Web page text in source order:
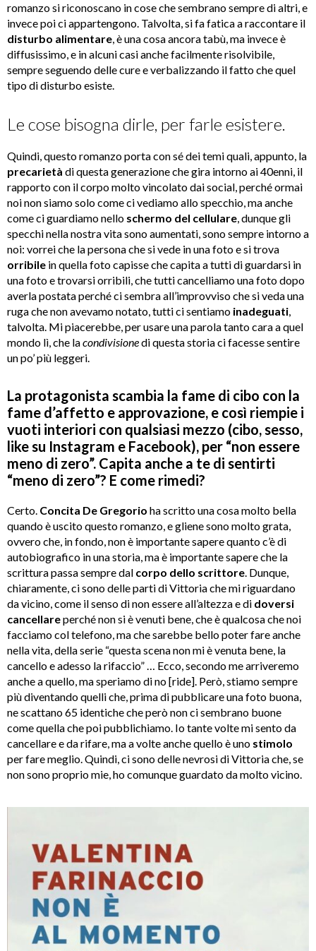
romanzo si riconoscano in cose che sembrano sempre di altri, e
invece poi ci appartengono. Talvolta, si fa fatica a raccontare il
disturbo alimentare, è una cosa ancora tabù, ma invece è
diffusissimo, e in alcuni casi anche facilmente risolvibile,
sempre seguendo delle cure e verbalizzando il fatto che quel
tipo di disturbo esiste.
Le cose bisogna dirle, per farle esistere.
Quindi, questo romanzo porta con sé dei temi quali, appunto, la
precarietà di questa generazione che gira intorno ai 40enni, il
rapporto con il corpo molto vincolato dai social, perché ormai
noi non siamo solo come ci vediamo allo specchio, ma anche
come ci guardiamo nello schermo del cellulare, dunque gli
specchi nella nostra vita sono aumentati, sono sempre intorno a
noi: vorrei che la persona che si vede in una foto e si trova
orribile in quella foto capisse che capita a tutti di guardarsi in
una foto e trovarsi orribili, che tutti cancelliamo una foto dopo
averla postata perché ci sembra all’improvviso che si veda una
ruga che non avevamo notato, tutti ci sentiamo inadeguati,
talvolta. Mi piacerebbe, per usare una parola tanto cara a quel
mondo lì, che lacondivisionedi questa storia ci facesse sentire
un po’ più leggeri.
La protagonista scambia la fame di cibo con la
fame d’affetto e approvazione, e così riempie i
vuoti interiori con qualsiasi mezzo (cibo, sesso,
like su Instagram e Facebook), per “non essere
meno di zero”. Capita anche a te di sentirti
“meno di zero”? E come rimedi?
Certo. Concita De Gregorio ha scritto una cosa molto bella
quando è uscito questo romanzo, e gliene sono molto grata,
ovvero che, in fondo, non è importante sapere quanto c’è di
autobiografico in una storia, ma è importante sapere che la
scrittura passa sempre dal corpo dello scrittore. Dunque,
chiaramente, ci sono delle parti di Vittoria che mi riguardano
da vicino, come il senso di non essere all’altezza e di doversi
cancellareperché non si è venuti bene, che è qualcosa che noi
facciamo col telefono, ma che sarebbe bello poter fare anche
nella vita, della serie “questa scena non mi è venuta bene, la
cancello e adesso la rifaccio” … Ecco, secondo me arriveremo
anche a quello, ma speriamo di no [ride]. Però, stiamo sempre
più diventando quelli che, prima di pubblicare una foto buona,
ne scattano 65 identiche che però non ci sembrano buone
come quella che poi pubblichiamo. Io tante volte mi sento da
cancellare e da rifare, ma a volte anche quello è uno stimolo
per fare meglio. Quindi, ci sono delle nevrosi di Vittoria che, se
non sono proprio mie, ho comunque guardato da molto vicino.